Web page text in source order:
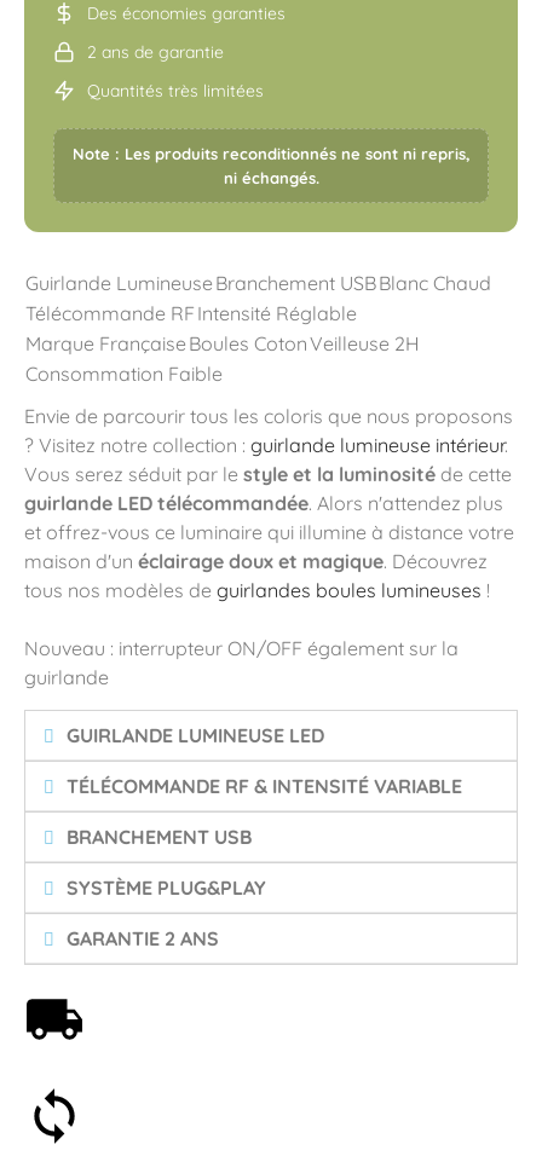
Des économies garanties
2 ans de garantie
Quantités très limitées
Note : Les produits reconditionnés ne sont ni repris,
ni échangés.
Guirlande Lumineuse Branchement USBBlanc Chaud
Télécommande RF Intensité Réglable
Marque Française Boules CotonVeilleuse 2H
Consommation Faible
Envie de parcourir tous les coloris que nous proposons
? Visitez notre collection : guirlande lumineuse intérieur.
Vous serez séduit par le style et la luminosité de cette
guirlande LED télécommandée. Alors n'attendez plus
et offrez-vous ce luminaire qui illumine à distance votre
maison d'un éclairage doux et magique. Découvrez
tous nos modèles de guirlandes boules lumineuses !
Nouveau : interrupteur ON/OFF également sur la
guirlande
GUIRLANDE LUMINEUSE LED
TÉLÉCOMMANDE RF & INTENSITÉ VARIABLE
BRANCHEMENT USB
SYSTÈME PLUG&PLAY
GARANTIE 2 ANS